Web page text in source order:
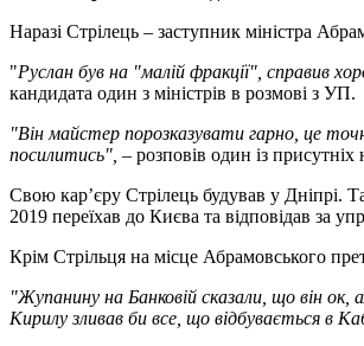
Наразі Стрілець – заступник міністра
"Руслан був на "малій фракції", справив
кандидата один з міністрів в розмові з УП.
"Він майстер порозказувати гарно, це
посилитись", – розповів один із присутніх
Свою кар’єру Стрілець будував у Дніпрі.
2019 переїхав до Києва та відповідав за
Крім Стрільця на місце Абрамовського
"Жупанину на Банковій сказали, що він ок,
Кирилу зливав би все, що відбувається в